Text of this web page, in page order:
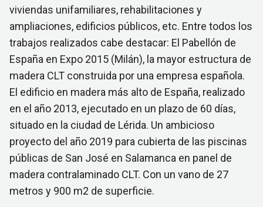
viviendas unifamiliares, rehabilitaciones y
ampliaciones, edificios públicos, etc. Entre todos los
trabajos realizados cabe destacar: El Pabellón de
España en Expo 2015 (Milán), la mayor estructura de
madera CLT construida por una empresa española.
El edificio en madera más alto de España, realizado
en el año 2013, ejecutado en un plazo de 60 días,
situado en la ciudad de Lérida. Un ambicioso
proyecto del año 2019 para cubierta de las piscinas
públicas de San José en Salamanca en panel de
madera contralaminado CLT. Con un vano de 27
metros y 900 m2 de superficie.